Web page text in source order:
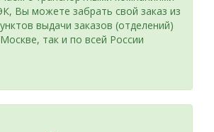
Вы можете забрать свой заказ из
выдачи заказов (отделений)
так и по всей России